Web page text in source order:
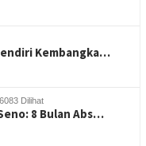
Kembangka…
Dilihat
8 Bulan Abs…